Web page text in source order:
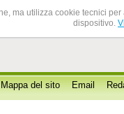
ma utilizza cookie tecnici
dispositivo.
Mappa del sito Email